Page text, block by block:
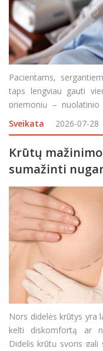
Pacientams,
taps lengviau gauti
priemonių – nuolatinio
takuose deguonies
specialistų teigimu, šis
Sveikata 2026-07-28
Krūtų
sumažinti
Nors didelės krūtys yra
kelti diskomfortą ar
Didelis krūtų svoris gali